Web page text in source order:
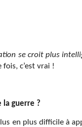
se croit plus
fois, c’est vrai !
la guerre ?
en plus difficile à